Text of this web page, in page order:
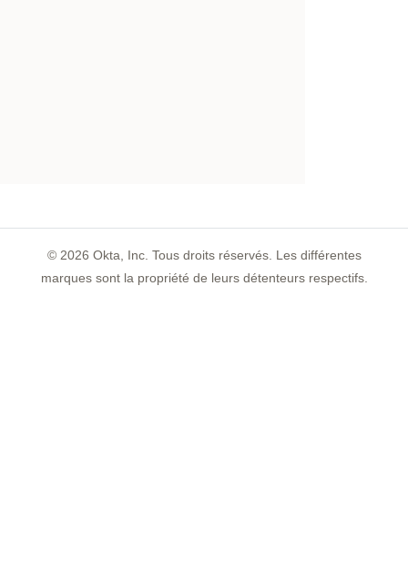
© 2026 Okta, Inc. Tous droits réservés. Les différentes
marques sont la propriété de leurs détenteurs respectifs.